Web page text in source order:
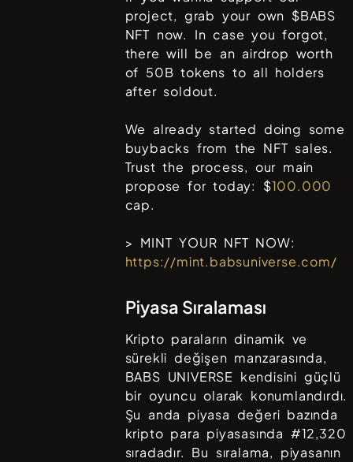
project, grab your own $BABS
NFT now. In case you forgot,
there will be an airdrop worth
of 50B tokens to all holders
after soldout.
We already started doing some
buybacks from the NFT sales.
Trust the process, our main
propose for today: $100.000
cap.
> MINT YOUR NFT NOW:
https://mint.babsuniverse.com/
Piyasa Sıralaması
Kripto paraların dinamik ve
sürekli değişen manzarasında,
BABS UNIVERSE kendisini güçlü
bir oyuncu olarak konumlandırdı.
Şu anda piyasa değeri bazında
kripto para piyasasında #12,320
sıradadır. Bu sıralama, piyasanın